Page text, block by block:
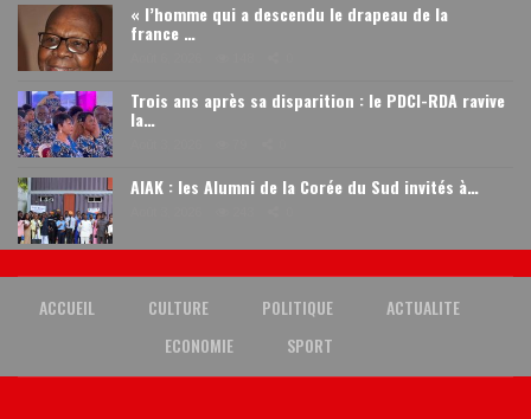
« l’homme qui a descendu le drapeau de la
france …
Trois ans après sa disparition : le PDCI-RDA ravive
la…
AIAK : les Alumni de la Corée du Sud invités à…
ACCUEIL CULTURE POLITIQUE
ACTUALITE
ECONOMIE
SPORT